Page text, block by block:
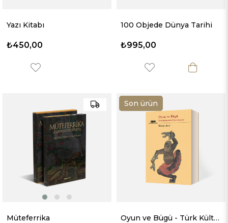
Yazı Kitabı
₺450,00
100 Objede Dünya Tarihi
₺995,00
Müteferrika Oyun ve Bügü - Türk Kültüründe Oyun Kavramı
Son ürün